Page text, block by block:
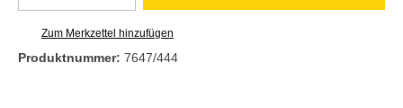
Zum Merkzettel hinzufügen
Produktnummer: 7647/444